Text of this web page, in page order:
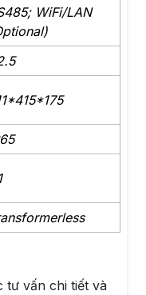
WiFi/LAN
tư vấn chi tiết và